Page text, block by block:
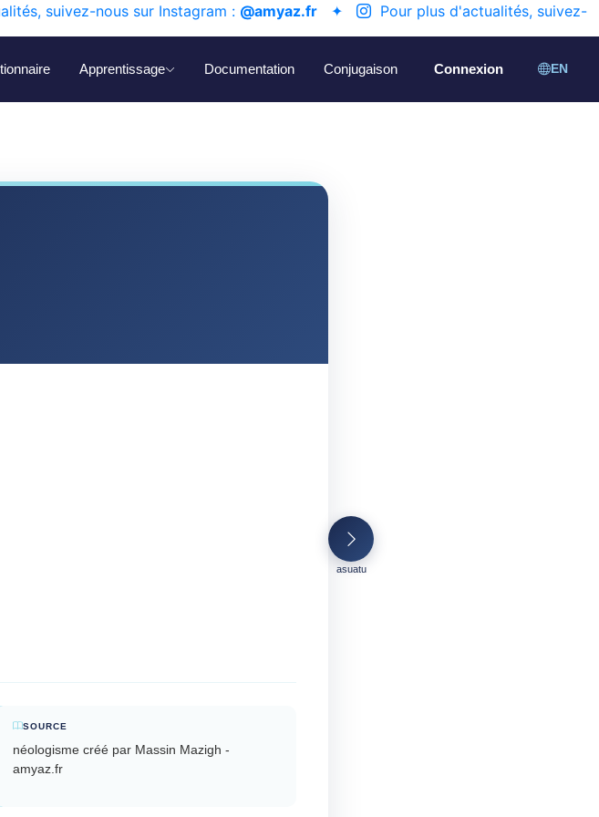
suivez-nous sur Instagram : @amyaz.fr ✦
Pour plus d'actualités, suivez-
Apprentissage Documentation Conjugaison Connexion EN
SOURCE
néologisme créé par Massin Mazigh -
amyaz.fr
asuatu